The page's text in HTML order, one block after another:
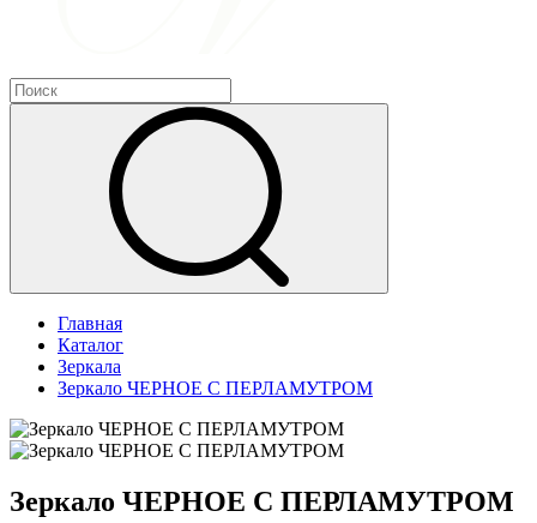
Главная
Каталог
Зеркала
Зеркало ЧЕРНОЕ С ПЕРЛАМУТРОМ
Зеркало ЧЕРНОЕ С ПЕРЛАМУТРОМ